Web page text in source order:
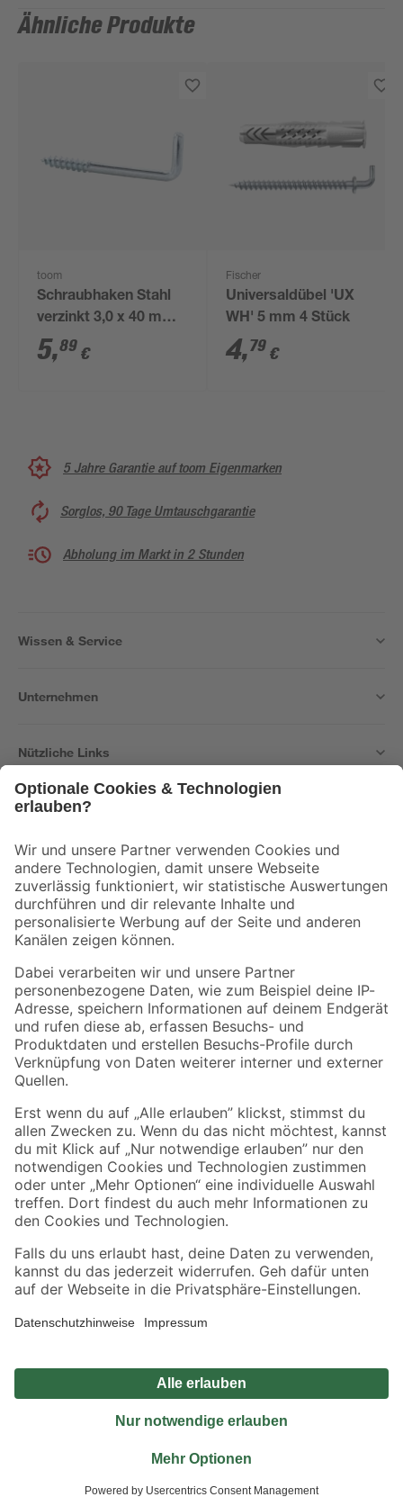
Ähnliche Produkte
toom
Schraubhaken Stahl
verzinkt 3,0 x 40 mm
25 Stück
5,89 €
Fischer
Universaldübel 'UX
WH' 5 mm 4 Stück
4,79 €
5 Jahre Garantie auf toom Eigenmarken
Sorglos, 90 Tage Umtauschgarantie
Abholung im Markt in 2 Stunden
Wissen & Service
Unternehmen
Nützliche Links
Der toom Newsletter: Keine Angebote und Aktionen mehr verpassen!
Zur Newsletter Anmeldung
Folge uns
Zahlungsarten Versandarten
Sicher einkaufen
Jetzt die toom-App herunterladen
Alle Preisangaben in EUR inkl. gesetzl. MwSt.. Die dargestellten Angebote sind unter
Umständen nicht in allen Märkten verfügbar. Die angegebenen Verfügbarkeiten beziehen
Produkte nur solange der Vorrat reicht.
*Paketversand ab 59 € versandkostenfrei, gilt nicht für Artikel mit Speditionsversand, hier
Privatsphäre Impressum
Nutzungsbedingungen
Widerrufsrecht
Vertrag widerrufen
© 2026 toom Baumarkt GmbH